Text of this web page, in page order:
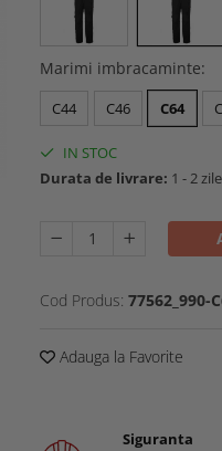
Marimi imbracaminte:
C44 C46 C64
IN STOC
Durata de livrare: 1 - 2
Cod Produs: 77562_990-
Adauga la Favorite
Siguranta